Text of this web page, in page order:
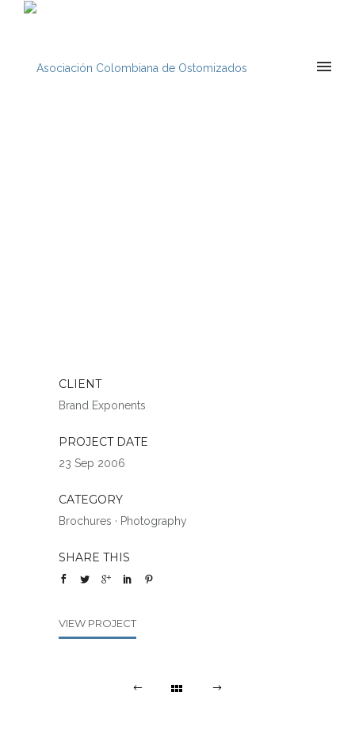
CLIENT
Brand Exponents
PROJECT DATE
23 Sep 2006
CATEGORY
Brochures · Photography
SHARE THIS
VIEW PROJECT